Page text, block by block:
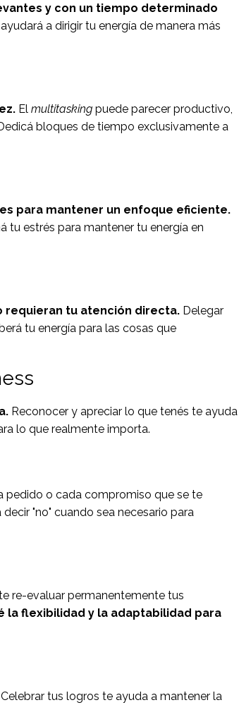
y con un tiempo determinado
a dirigir tu energía de manera más
El multitasking puede parecer productivo,
bloques de tiempo exclusivamente a
para mantener un enfoque eficiente.
tu estrés para mantener tu energía en
requieran tu atención directa. Delegar
tu energía para las cosas que
Reconocer y apreciar lo que tenés te ayuda
lo que realmente importa.
pedido o cada compromiso que se te
decir "no" cuando sea necesario para
re-evaluar permanentemente tus
la flexibilidad y la adaptabilidad para
Celebrar tus logros te ayuda a mantener la